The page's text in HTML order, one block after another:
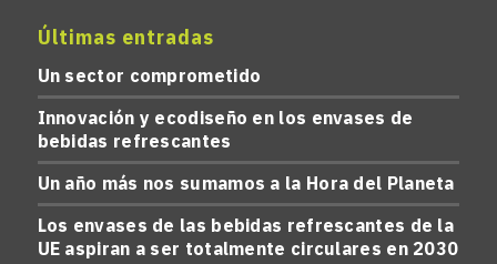
Últimas entradas
Un sector comprometido
Innovación y ecodiseño en los envases de
bebidas refrescantes
Un año más nos sumamos a la Hora del Planeta
Los envases de las bebidas refrescantes de la
UE aspiran a ser totalmente circulares en 2030